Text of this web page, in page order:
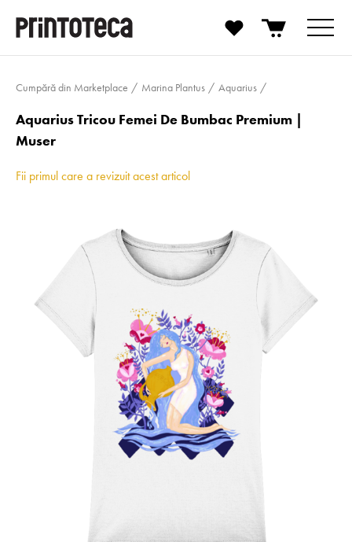
Cumpără din Marketplace Marina Plantus Aquarius
Aquarius Tricou Femei De Bumbac Premium |
Muser
Fii primul care a revizuit acest articol